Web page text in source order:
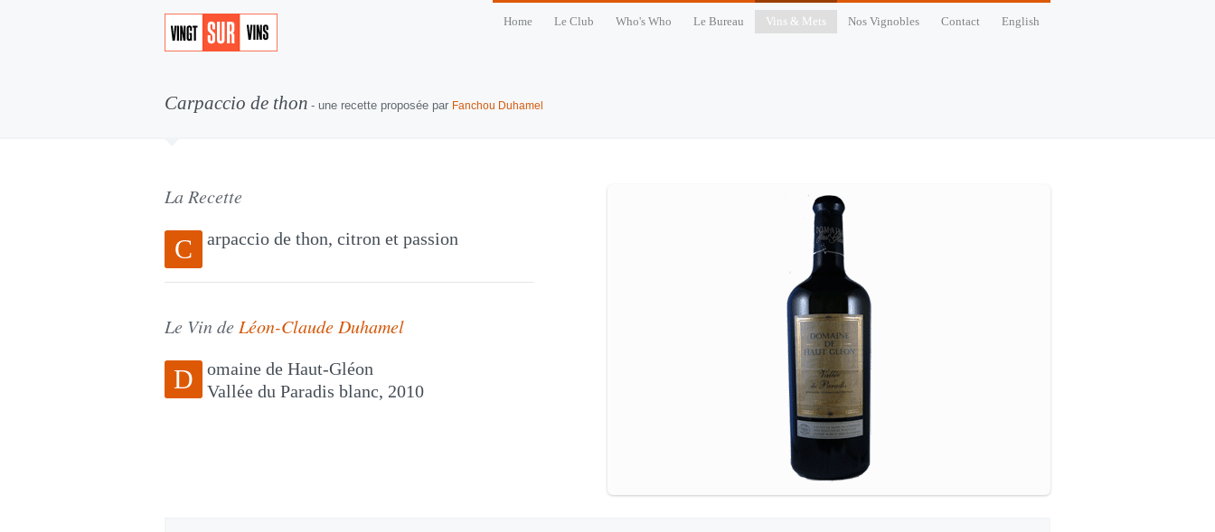
Home Le Club Who's Who Le Bureau Vins & Mets Nos Vignobles Contact English
Carpaccio de thon - une recette proposée par Fanchou Duhamel
La Recette
C arpaccio de thon, citron et passion
Le Vin de Léon-Claude Duhamel
D
omaine de Haut-Gléon
Vallée du Paradis blanc, 2010